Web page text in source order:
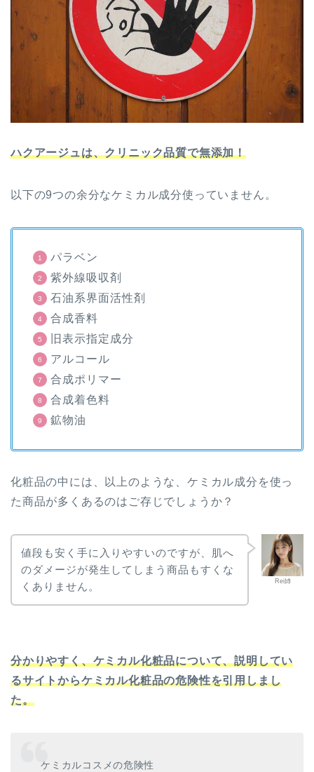
ハクアージュは、クリニック品質で無添加！
以下の9つの余分なケミカル成分使っていません。
パラベン
紫外線吸収剤
石油系界面活性剤
合成香料
旧表示指定成分
アルコール
合成ポリマー
合成着色料
鉱物油
化粧品の中には、以上のような、ケミカル成分を使っ
た商品が多くあるのはご存じでしょうか？
Rei姉
値段も安く手に入りやすいのですが、肌へ
のダメージが発生してしまう商品もすくな
くありません。
分かりやすく、ケミカル化粧品について、説明してい
るサイトからケミカル化粧品の危険性を引用しまし
た。
ケミカルコスメの危険性